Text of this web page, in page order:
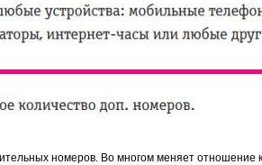
номеров. Во многом меняет отношение